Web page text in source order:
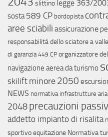
slittino legge 363/
sosta 589 CP bordopista
aree sciabili assicurazione
responsabilità dello sciatore a valle
di garanzia 449 CP organizzatore
navigazione aerea da turismo
skilift minore2050
NEWS normativa infrastrutture aria
2048precauzioni
addetto impianto di risalita
sportivoequitazione Normativa